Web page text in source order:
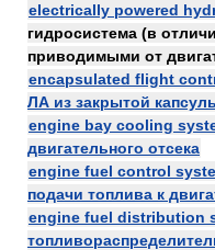
electrically powered
гидросистема (в
приводимыми от
encapsulated flight
ЛА из закрытой
engine bay cooling
двигательного отсека
engine fuel control
подачи топлива к
engine fuel distribution